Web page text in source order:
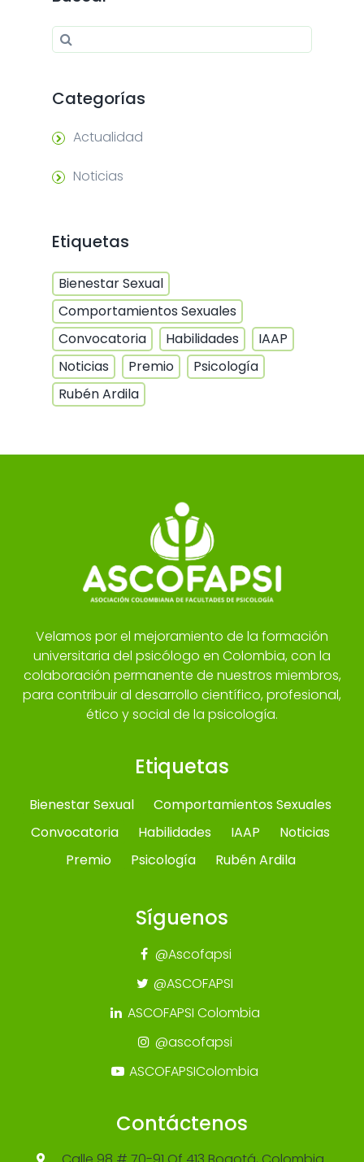
Search for:
Categorías
Actualidad
Noticias
Etiquetas
Bienestar Sexual
Comportamientos Sexuales
Convocatoria
Habilidades
IAAP
Noticias
Premio
Psicología
Rubén Ardila
Velamos por el mejoramiento de la formación
universitaria del psicólogo en Colombia, con la
colaboración permanente de nuestros miembros,
para contribuir al desarrollo científico, profesional,
ético y social de la psicología.
Etiquetas
Bienestar Sexual
Comportamientos Sexuales
Convocatoria
Habilidades IAAP
Noticias
Premio
Psicología Rubén Ardila
Síguenos
@Ascofapsi
@ASCOFAPSI
ASCOFAPSI Colombia
@ascofapsi
ASCOFAPSIColombia
Contáctenos